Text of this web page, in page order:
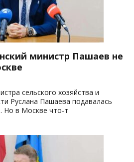
министр Пашаев не
сельского хозяйства и
Руслана Пашаева подавалась
Но в Москве что-т